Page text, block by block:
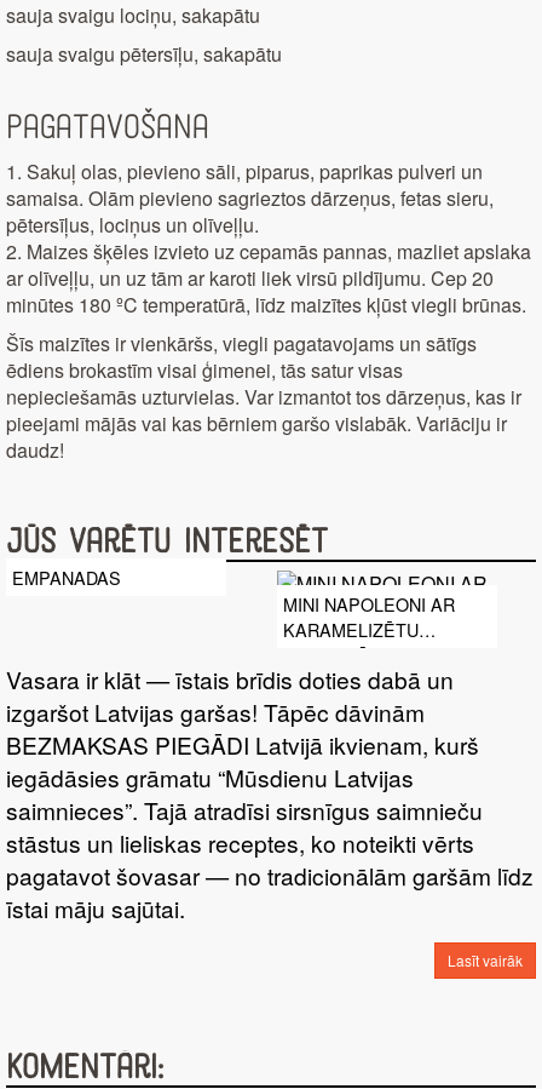
sauja svaigu lociņu, sakapātu
sauja svaigu pētersīļu, sakapātu
Pagatavošana
1. Sakuļ olas, pievieno sāli, piparus, paprikas pulveri un
samaisa. Olām pievieno sagrieztos dārzeņus, fetas sieru,
pētersīļus, lociņus un olīveļļu.
2. Maizes šķēles izvieto uz cepamās pannas, mazliet apslaka
ar olīveļļu, un uz tām ar karoti liek virsū pildījumu. Cep 20
minūtes 180 ºC temperatūrā, līdz maizītes kļūst viegli brūnas.
Šīs maizītes ir vienkāršs, viegli pagatavojams un sātīgs
ēdiens brokastīm visai ģimenei, tās satur visas
nepieciešamās uzturvielas. Var izmantot tos dārzeņus, kas ir
pieejami mājās vai kas bērniem garšo vislabāk. Variāciju ir
daudz!
Jūs varētu interesēt
EMPANADAS
MINI NAPOLEONI AR
KARAMELIZĒTU
IEBIEZINĀTO PIENU
Vasara ir klāt — īstais brīdis doties dabā un
izgaršot Latvijas garšas! Tāpēc dāvinām
BEZMAKSAS PIEGĀDI Latvijā ikvienam, kurš
iegādāsies grāmatu “Mūsdienu Latvijas
saimnieces”. Tajā atradīsi sirsnīgus saimnieču
stāstus un lieliskas receptes, ko noteikti vērts
pagatavot šovasar — no tradicionālām garšām līdz
īstai māju sajūtai.
Lasīt vairāk
Komentāri: